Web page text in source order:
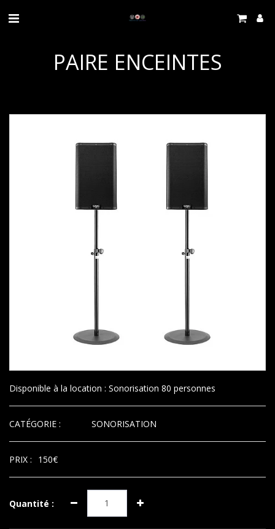
PAIRE ENCEINTES
Disponible à la location : Sonorisation 80 personnes
CATÉGORIE : SONORISATION
PRIX : 150€
Quantité :